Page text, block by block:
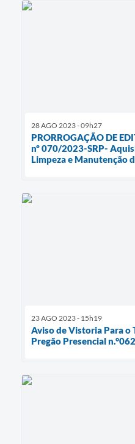
28 AGO 2023 - 09h27
PRORROGAÇÃO DE
nº 070/2023-SRP-
Limpeza e Manutenção
23 AGO 2023 - 15h19
Aviso de Vistoria Para o
Pregão Presencial